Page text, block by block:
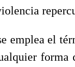
emplea el